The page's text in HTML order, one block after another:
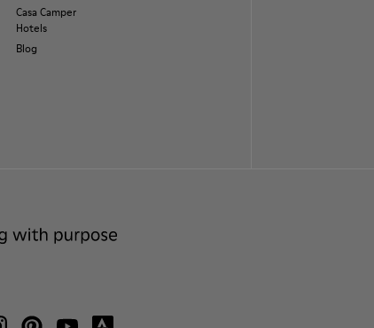
Casa Camper
Hotels
Blog